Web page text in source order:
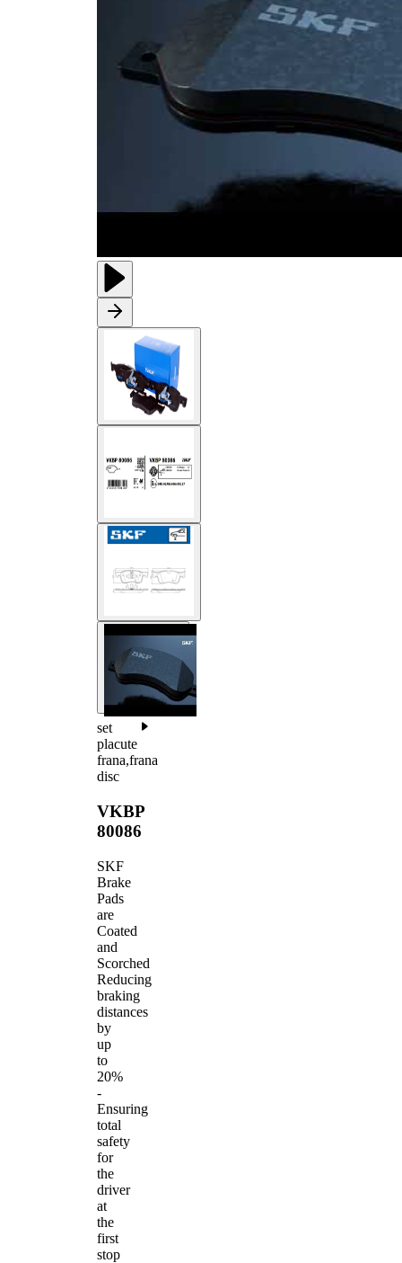
set
placute
frana,frana
disc
VKBP
80086
SKF
Brake
Pads
are
Coated
and
Scorched
Reducing
braking
distances
by
up
to
20%
-
Ensuring
total
safety
for
the
driver
at
the
first
stop